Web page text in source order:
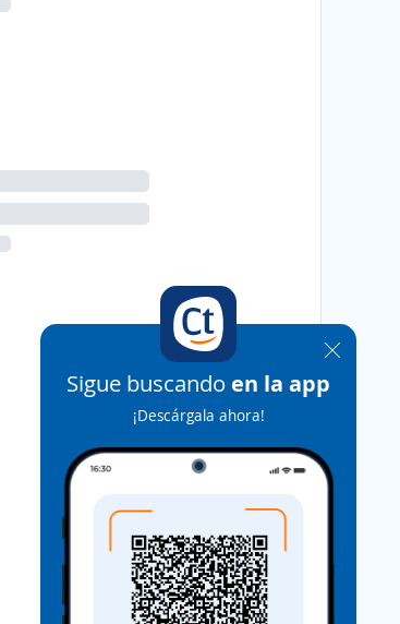
Sigue buscando en la app
¡Descárgala ahora!